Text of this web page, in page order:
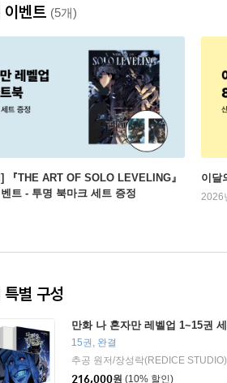
이벤트 (5개)
『THE ART OF SOLO LEVELING』
트 - 투명 북마크 세트 증정
이달
2026
별 구성
만화 나 혼자만 레벨업 1~15권
15권, 완결
216,000원 (10% 할인)